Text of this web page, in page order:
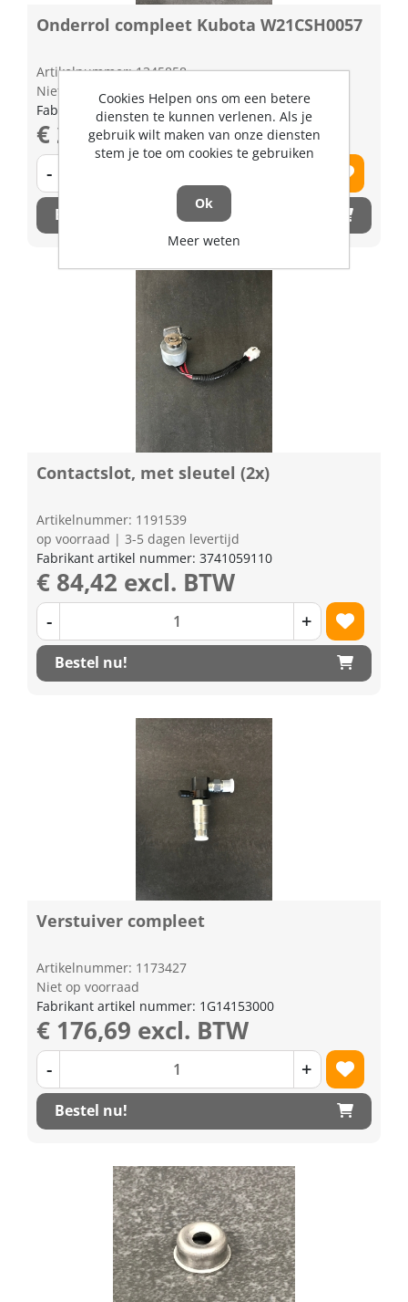
Onderrol compleet Kubota W21CSH0057
Artikelnummer: 1345858
Niet op voorraad
Fabrikant artikel nummer: W21CSH0057
€ 221,05 excl. BTW
-
Bestel nu!
Contactslot, met sleutel (2x)
Artikelnummer: 1191539
op voorraad | 3-5 dagen levertijd
Fabrikant artikel nummer: 3741059110
€ 84,42 excl. BTW
- +
Bestel nu!
Verstuiver compleet
Artikelnummer: 1173427
Niet op voorraad
Fabrikant artikel nummer: 1G14153000
€ 176,69 excl. BTW
- +
Bestel nu!
Cookies Helpen ons om een betere
diensten te kunnen verlenen. Als je
gebruik wilt maken van onze diensten
stem je toe om cookies te gebruiken
Ok
Meer weten